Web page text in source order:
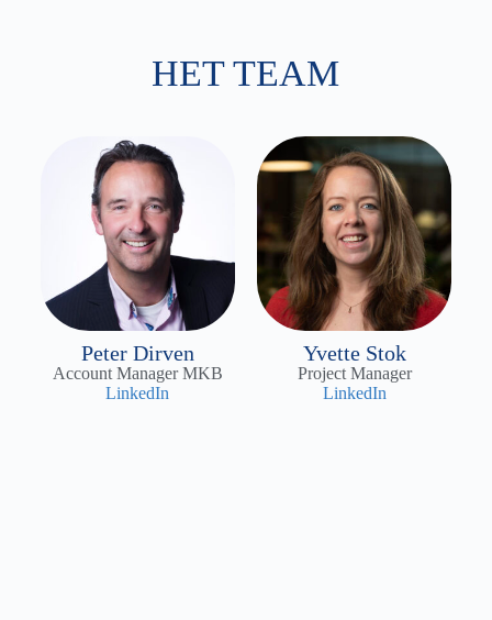
HET TEAM
Peter Dirven
Account Manager MKB
LinkedIn
Yvette Stok
Project Manager
LinkedIn